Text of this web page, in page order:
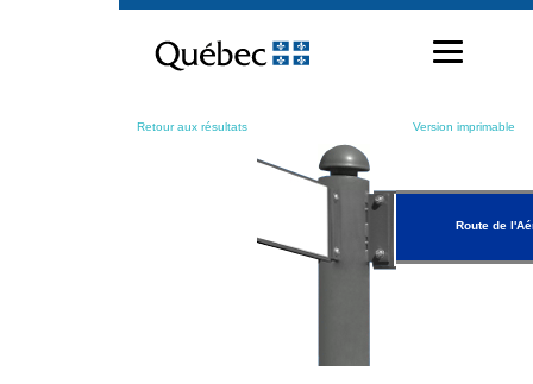
contenu
Retour aux résultats Version imprimable
Route de